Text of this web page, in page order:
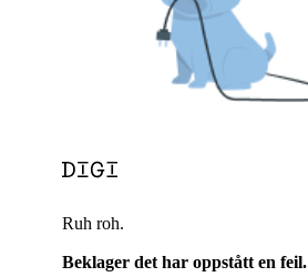
Ruh roh.
Beklager det har oppstått en feil.